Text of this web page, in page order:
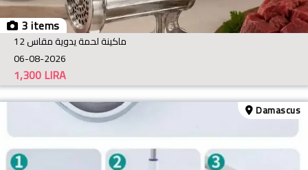
3 items
ماكينة لحمة يدوية مقاس 12
06-08-2026
LIRA
1,300
Damascus